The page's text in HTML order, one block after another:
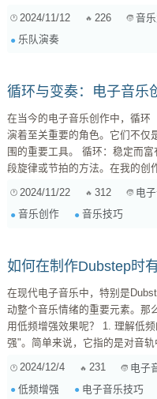
对自身乐器的精通。无论你是吉
握扎实的演奏技巧。这意味着： 熟练掌握乐器演奏的基本方法： 例如，吉
2024/11/12 226 音
乐队演奏
循环与变奏：电子音乐
在当今的电子音乐创作中，循环
演着至关重要的角色。它们不仅
围的重要工具。 循环：稳定而富有节奏感的基础 循环是一种重复播放某一
段旋律或节拍的方法。在我的创
元素就像乐曲的大脑，提供了一
并沉浸其中。 例如，我曾经尝试过将同一段鼓点以不同速度进行反复播
2024/11/22 312 电
音乐创作
音乐技巧
如何在制作Dubstep时
在现代电子音乐中，特别是
动整个音乐情绪的重要元素。那
用低频增强效果呢？ 1. 理解低频的重要性 让我们明确一下什么是"低频增
强"。简单来说，它指的是对音
200Hz之间）的强调。这些声波
厚度和饱满度。在一首高能量的
要良好的低频支撑，以便创造出强烈的舞台感。 2.
2024/12/4 231 电子
低频增强
电子音乐技巧